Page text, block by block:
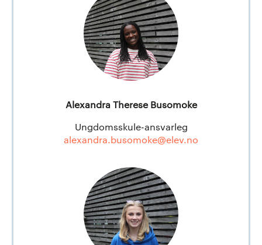
Alexandra Therese Busomoke
Ungdomsskule-ansvarleg
alexandra.busomoke@elev.no